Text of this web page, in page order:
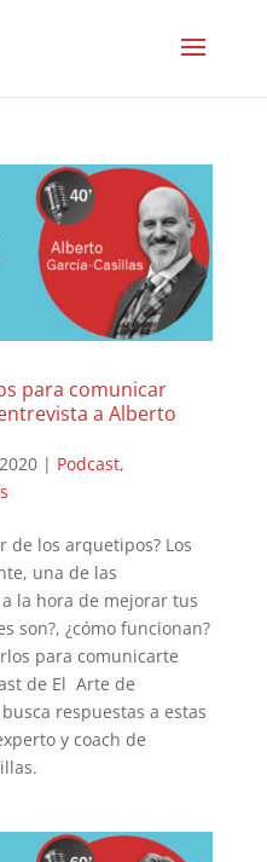
para comunicar
a Alberto
| Podcast,
de los arquetipos? Los
una de las
la hora de mejorar tus
son?, ¿cómo funcionan?
para comunicarte
de El Arte de
respuestas a estas
y coach de